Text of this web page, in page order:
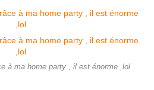
à ma home party , il est énorme ,lol